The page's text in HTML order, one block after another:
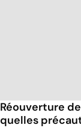
Réouverture
quelles